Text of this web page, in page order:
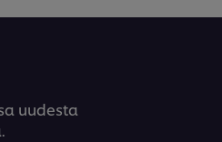
uudesta